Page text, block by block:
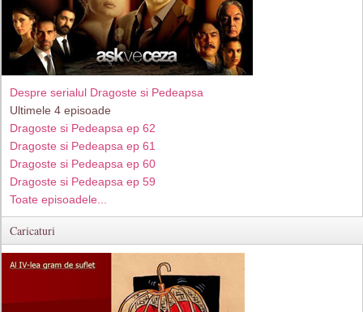
Despre serialul Dragoste si Pedeapsa
Ultimele 4 episoade
Dragoste si Pedeapsa ep 62
Dragoste si Pedeapsa ep 61
Dragoste si Pedeapsa ep 60
Dragoste si Pedeapsa ep 59
Toate episoadele...
Caricaturi